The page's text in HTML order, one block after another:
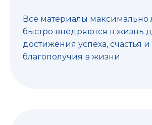
Все материалы максимально
быстро внедряются в жизнь
достижения успеха, счастья и
благополучия в жизни